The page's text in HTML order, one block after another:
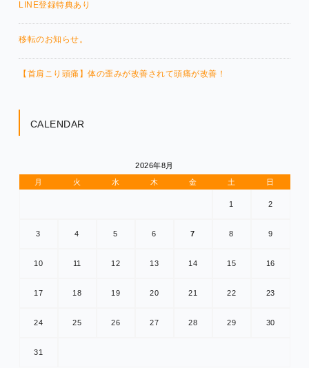
LINE登録特典あり
移転のお知らせ。
【首肩こり頭痛】体の歪みが改善されて頭痛が改善！
CALENDAR
2026年8月
月
火 水 木 金 土 日
1 2
3 4 5 6 7 8 9
10 11 12 13 14 15 16
17 18 19 20 21 22 23
24 25 26 27 28 29 30
31